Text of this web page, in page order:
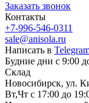
Заказать звонок
Контакты
+7-996-546-0311
sale@anisola.ru
Написать в
Будние дни с 9:00
Склад
Новосибирск, ул.
Вт,Чт с 17:00 до